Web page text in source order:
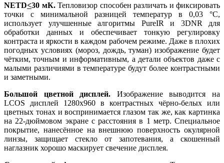
NETD<30 мК.Тепловизор способен различать и фиксировать
точки с минимальной разницей температур в 0,03 °C,
использует улучшенные алгоритмы PureIR и 3DNR для
обработки данных и обеспечивает тонкую регулировку
контраста и яркости в каждом рабочем режиме. Даже в плохих
погодных условиях (мороз, дождь, туман) изображение будет
чётким, точным и информативным, а детали объектов даже с
малыми различиями в температуре будут более контрастными
и заметными.
Большой цветной дисплей. Изображение выводится на
LCOS дисплей 1280x960 в контрастных чёрно-белых или
цветных тонах и воспринимается глазом так же, как картинка
на 22-дюймовом экране с расстояния в 1 метр. Специальное
покрытие, нанесённое на внешнюю поверхность окулярной
линзы, защищает стекло от запотевания, а скошенный
наглазник хорошо маскирует свечение дисплея.